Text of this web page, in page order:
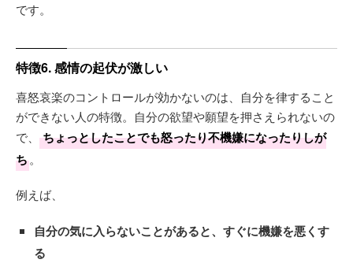
です。
特徴6. 感情の起伏が激しい
喜怒哀楽のコントロールが効かないのは、自分を律すること
ができない人の特徴。自分の欲望や願望を押さえられないの
で、
ちょっとしたことでも怒ったり不機嫌になったりしが
ち。
例えば、
自分の気に入らないことがあると、すぐに機嫌を悪くす
る